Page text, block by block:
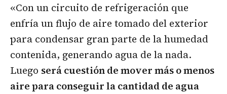
«Con un circuito de refrigeración que
enfría un flujo de aire tomado del exterior
para condensar gran parte de la humedad
contenida, generando agua de la nada.
Luego será cuestión de mover más o menos
aire para conseguir la cantidad de agua